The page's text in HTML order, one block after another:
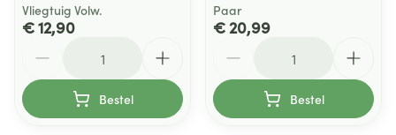
Vliegtuig Volw.
€ 12,90
Bestel
Paar
€ 20,99
Bestel